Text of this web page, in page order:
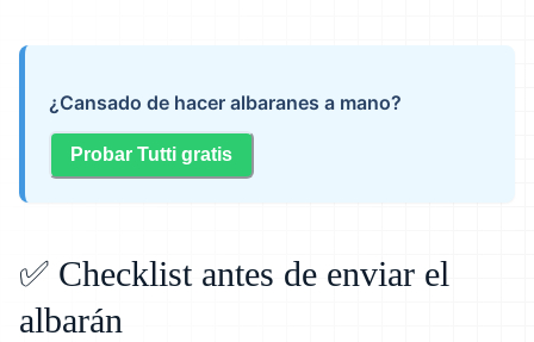
¿Cansado de hacer albaranes a mano?
Probar Tutti gratis
✅ Checklist antes de enviar el
albarán